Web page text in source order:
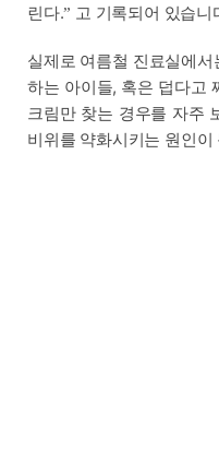
린다.” 고 기록되어 있습니
실제로 여름철 진료실에
하는 아이들, 혹은 덥다고
크림만 찾는 경우를 자주
비위를 약화시키는 원인이